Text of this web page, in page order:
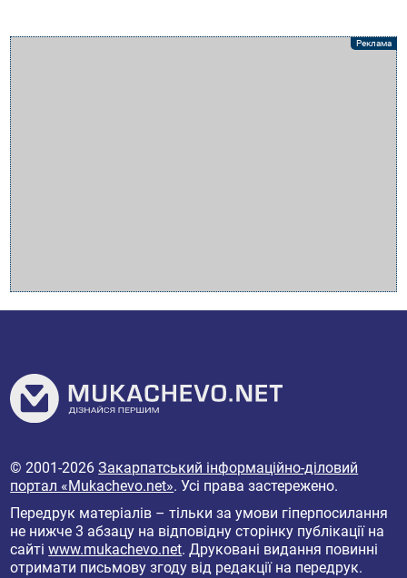
© 2001-2026Закарпатський інформаційно-діловий
портал «Mukachevo.net». Усі права застережено.
Передрук матеріалів – тільки за умови гіперпосилання
не нижче 3 абзацу на відповідну сторінку публікації на
сайтіwww.mukachevo.net. Друковані видання повинні
отримати письмову згоду від редакції на передрук.